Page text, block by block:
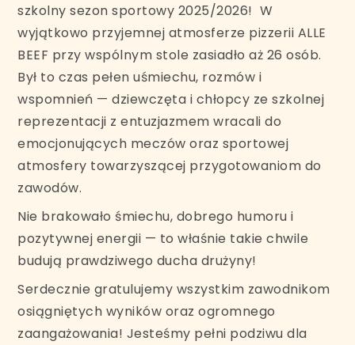
szkolny sezon sportowy 2025/2026! W
wyjątkowo przyjemnej atmosferze pizzerii ALLE
BEEF przy wspólnym stole zasiadło aż 26 osób.
Był to czas pełen uśmiechu, rozmów i
wspomnień — dziewczęta i chłopcy ze szkolnej
reprezentacji z entuzjazmem wracali do
emocjonujących meczów oraz sportowej
atmosfery towarzyszącej przygotowaniom do
zawodów.
Nie brakowało śmiechu, dobrego humoru i
pozytywnej energii — to właśnie takie chwile
budują prawdziwego ducha drużyny!
Serdecznie gratulujemy wszystkim zawodnikom
osiągniętych wyników oraz ogromnego
zaangażowania! Jesteśmy pełni podziwu dla